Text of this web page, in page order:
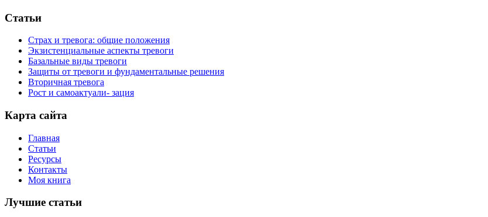
Статьи
Страх и тревога: общие положения
Экзистенциальные аспекты тревоги
Базальные виды тревоги
Защиты от тревоги и фундаментальные решения
Вторичная тревога
Рост и самоактуали- зация
Карта сайта
Главная
Статьи
Ресурсы
Контакты
Моя книга
Лучшие статьи